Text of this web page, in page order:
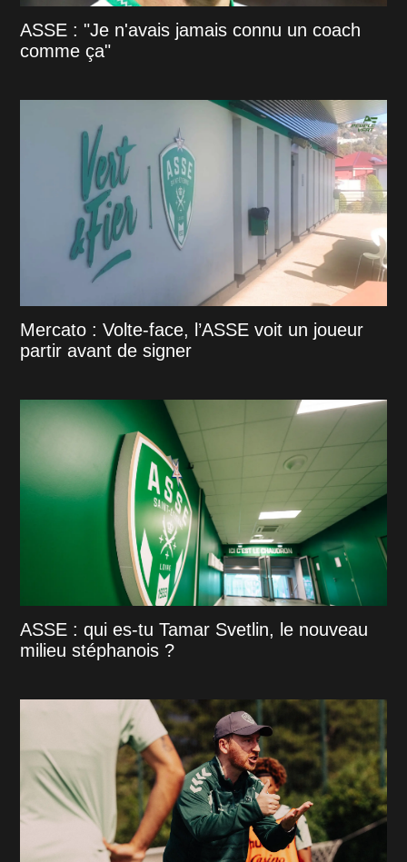
ASSE : "Je n'avais jamais connu un coach
comme ça"
Mercato : Volte-face, l’ASSE voit un joueur
partir avant de signer
ASSE : qui es-tu Tamar Svetlin, le nouveau
milieu stéphanois ?